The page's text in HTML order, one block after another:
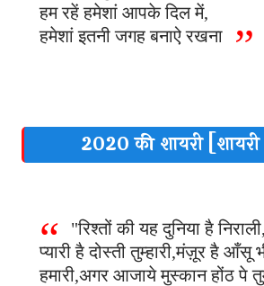
हम रहें हमेशां आपके दिल में,
हमेशां इतनी जगह बनाऐ रखना
2020 की शायरी
"रिश्तों की यह दुनिया है
प्यारी है दोस्ती तुम्हारी,मंज़ूर है
हमारी,अगर आजाये मुस्कान होंठ पे